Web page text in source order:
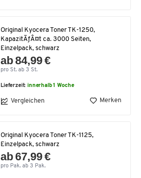
Original Kyocera Toner TK-1250,
KapazitÃƒÂ¤t ca. 3000 Seiten,
Einzelpack, schwarz
ab 84,99 €
pro St. ab 3 St.
Lieferzeit:innerhalb 1 Woche
Vergleichen Merken
Original Kyocera Toner TK-1125,
Einzelpack, schwarz
ab 67,99 €
pro Pak. ab 3 Pak.